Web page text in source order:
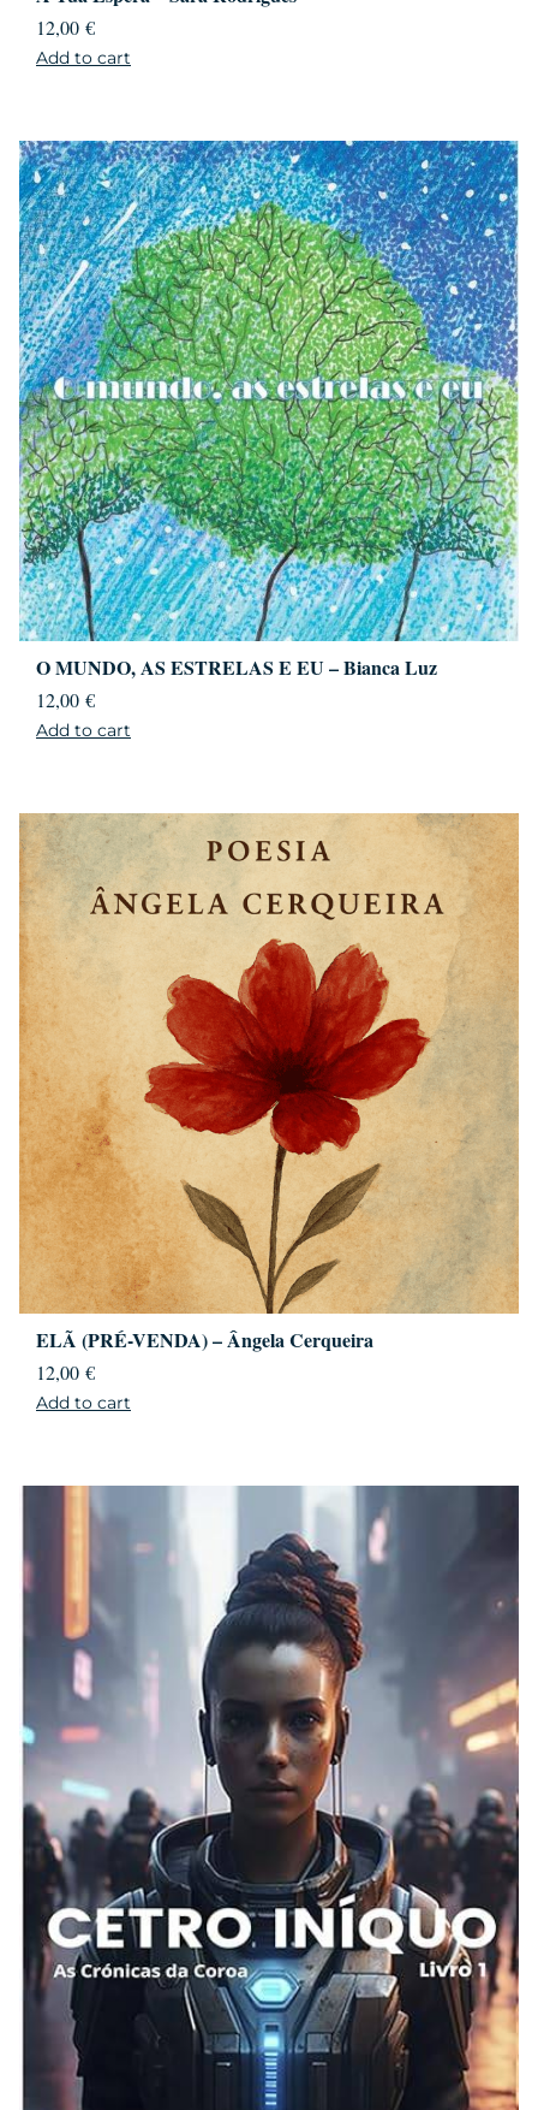
12,00 €
Add to cart
O MUNDO, AS ESTRELAS E EU – Bianca Luz
12,00 €
Add to cart
ELÃ (PRÉ-VENDA) – Ângela Cerqueira
12,00 €
Add to cart